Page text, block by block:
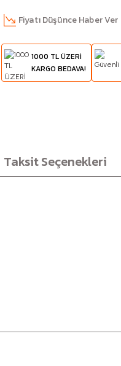
Fiyatı Düşünce Haber Ver
1000 TL ÜZERİ
KARGO BEDAVA!
Taksit Seçenekleri